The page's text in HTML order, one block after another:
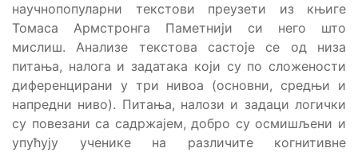
научнопопуларни текстови преузети из књиге
Томаса Армстронга Паметнији си него што
мислиш. Анализе текстова састоје се од низа
питања, налога и задатака који су по сложености
диференцирани у три нивоа (основни, средњи и
напредни ниво). Питања, налози и задаци логички
су повезани са садржајем, добро су осмишљени и
упућују ученике на различите когнитивне